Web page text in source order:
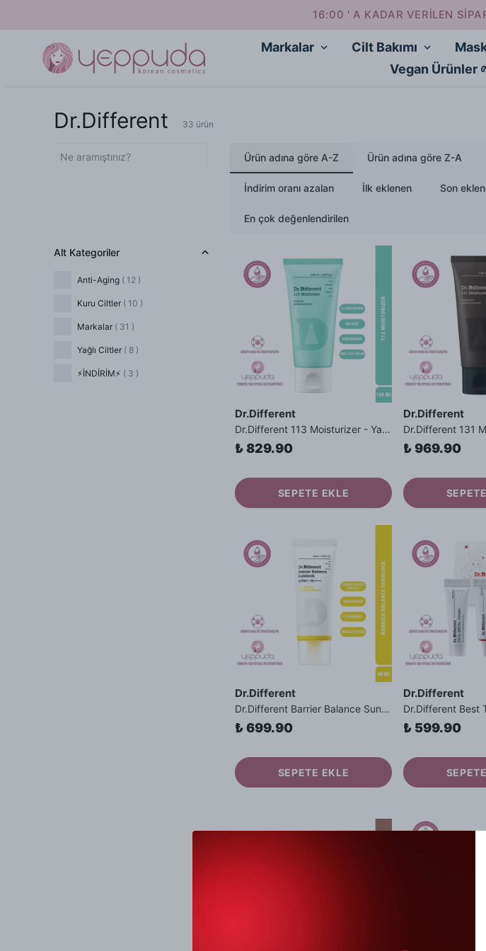
16:00 ' A KADAR VERİLEN
Markalar Cilt Bakımı
Vegan Ürünler
Dr.Different 33 ürün
Ürün adına göre A-Z Ürün adına göre Z-A
İndirim oranı azalan İlk eklenen Son
En çok değenlendirilen
Alt Kategoriler
Anti-Aging ( 12 )
Kuru Ciltler ( 10 )
Markalar ( 31 )
Yağlı Ciltler ( 8 )
⚡İNDİRİM⚡ ( 3 )
Dr.Different
Dr.Different 113 Moisturizer - Yağlı ve Hassas Cilt Tipleri İçin Yağ Asidi İçerikli Nemlendirici Krem
₺ 829.90
SEPETE EKLE
Dr.Different
₺ 969.90
Dr.Different
Dr.Different Barrier Balance Sunblock - Hafif, İz Bırakmayan Nemlendirici Fiziksel Filtreli Güneş Kremi
₺ 699.90
SEPETE EKLE
Dr.Different
₺ 599.90